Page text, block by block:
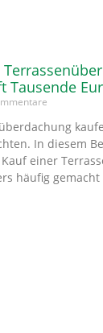
Tausende
In diesem
einer
häufig